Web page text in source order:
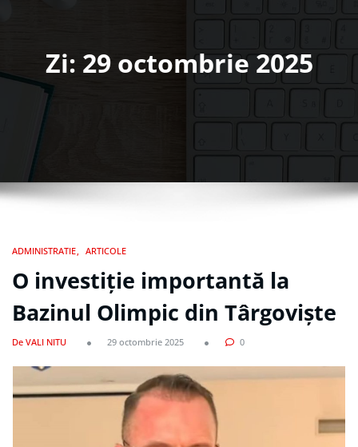
Zi: 29 octombrie 2025
ADMINISTRATIE ARTICOLE
O investiție importantă la
Bazinul Olimpic din Târgoviște
De VALI NITU 29 octombrie 2025 0